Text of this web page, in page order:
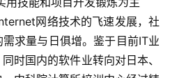
网络技术的飞速发展，社
求量与日俱增。鉴于目前IT业
时国内的软件业转向对日本、